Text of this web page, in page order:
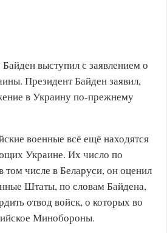
выступил с заявлением о
Президент Байден заявил,
в Украину по-прежнему
военные всё ещё находятся
Украине. Их число по
числе в Беларуси, он оценил
Штаты, по словам Байдена,
отвод войск, о которых во
Минобороны.